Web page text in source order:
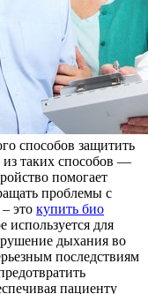
способов защитить
из таких способов —
помогает
проблемы с
это купить био
используется для
дыхания во
последствиям
пациенту